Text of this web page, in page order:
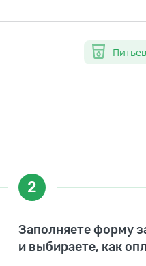
2
Заполняете форму
и выбираете, как